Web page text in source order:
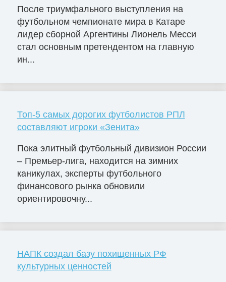
После триумфального выступления на
футбольном чемпионате мира в Катаре
лидер сборной Аргентины Лионель Месси
стал основным претендентом на главную
ин...
Топ-5 самых дорогих футболистов РПЛ
составляют игроки «Зенита»
Пока элитный футбольный дивизион России
– Премьер-лига, находится на зимних
каникулах, эксперты футбольного
финансового рынка обновили
ориентировочну...
НАПК создал базу похищенных РФ
культурных ценностей